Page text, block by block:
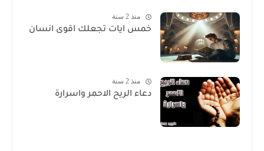
منذ 2 سنة
خمس ايات تجعلك اقوى انسان
منذ 2 سنة
دعاء الريح الاحمر واسرارة